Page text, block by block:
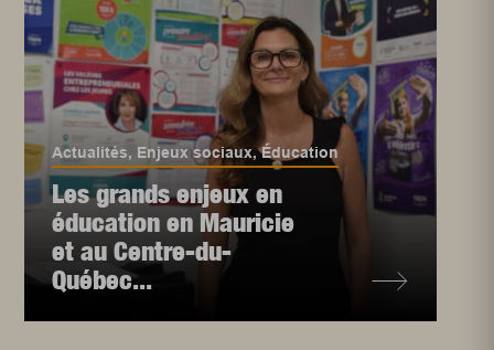
Actualités, Enjeux sociaux,Éducation
Les grands enjeux en
éducation en Mauricie
et au Centre-du-
Québec...